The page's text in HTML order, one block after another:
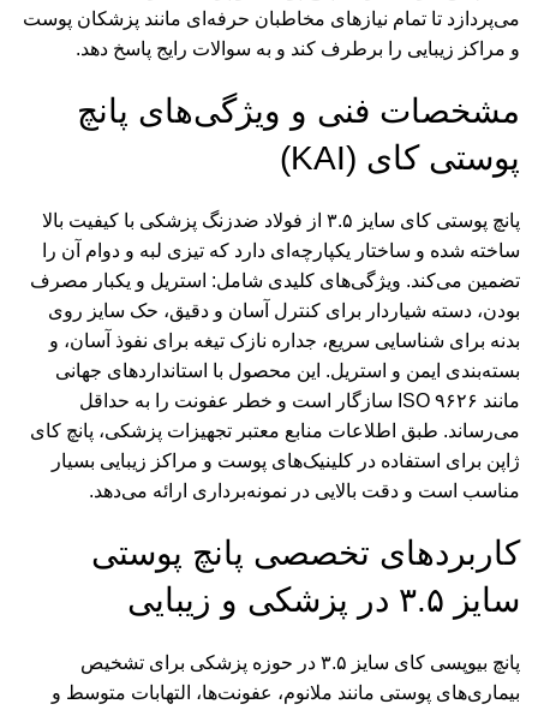
می‌پردازد تا تمام نیازهای مخاطبان حرفه‌ای مانند پزشکان پوست
و مراکز زیبایی را برطرف کند و به سوالات رایج پاسخ دهد.
مشخصات فنی و ویژگی‌های پانچ
پوستی کای (KAI)
پانچ پوستی کای سایز ۳.۵ از فولاد ضدزنگ پزشکی با کیفیت بالا
ساخته شده و ساختار یکپارچه‌ای دارد که تیزی لبه و دوام آن را
تضمین می‌کند. ویژگی‌های کلیدی شامل: استریل و یکبار مصرف
بودن، دسته شیاردار برای کنترل آسان و دقیق، حک سایز روی
بدنه برای شناسایی سریع، جداره نازک تیغه برای نفوذ آسان، و
بسته‌بندی ایمن و استریل. این محصول با استانداردهای جهانی
مانند ISO ۹۶۲۶ سازگار است و خطر عفونت را به حداقل
می‌رساند. طبق اطلاعات منابع معتبر تجهیزات پزشکی، پانچ کای
ژاپن برای استفاده در کلینیک‌های پوست و مراکز زیبایی بسیار
مناسب است و دقت بالایی در نمونه‌برداری ارائه می‌دهد.
کاربردهای تخصصی پانچ پوستی
سایز ۳.۵ در پزشکی و زیبایی
پانچ بیوپسی کای سایز ۳.۵ در حوزه پزشکی برای تشخیص
بیماری‌های پوستی مانند ملانوم، عفونت‌ها، التهابات متوسط و